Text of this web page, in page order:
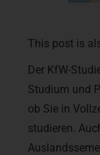
This post is
Der KfW-
Studium und
ob Sie in
studieren.